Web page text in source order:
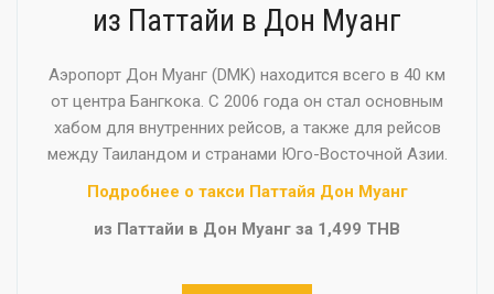
из Паттайи в Дон Муанг
Аэропорт Дон Муанг (DMK) находится всего в 40 км
от центра Бангкока. С 2006 года он стал основным
хабом для внутренних рейсов, а также для рейсов
между Таиландом и странами Юго-Восточной Азии.
Подробнее о такси Паттайя Дон Муанг
из Паттайи в Дон Муанг за 1,499 THB